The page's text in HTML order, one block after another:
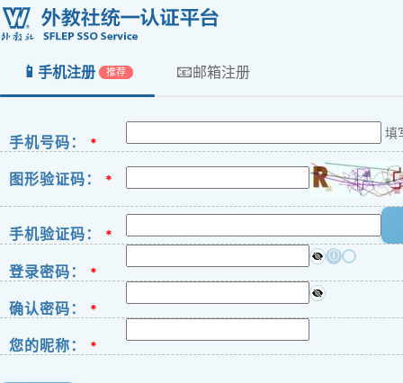
📱 手机注册 推荐 📧邮箱注册
手机号码： *
填
图形验证码： *
手机验证码： *
登录密码： *
ⓘ
确认密码： *
您的昵称： *